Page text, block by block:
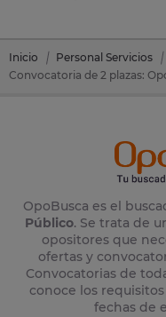
Inicio Personal Servicios
OpoBusca es el
Público. Se trata de
opositores que
ofertas y
Convocatorias de
conoce los
fechas de